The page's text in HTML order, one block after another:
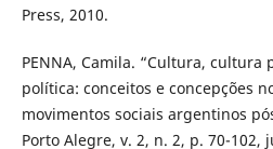
Press, 2010.
PENNA, Camila. “Cultura,
política: conceitos e concepções
movimentos sociais argentinos
Porto Alegre, v. 2, n. 2, p. 70-102,